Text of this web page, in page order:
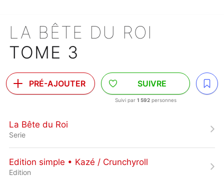
LA BÊTE DU ROI
TOME 3
PRÉ-AJOUTER SUIVRE
Suivi par 1 592personnes
La Bête du Roi
Serie
Edition simple • Kazé / Crunchyroll
Edition